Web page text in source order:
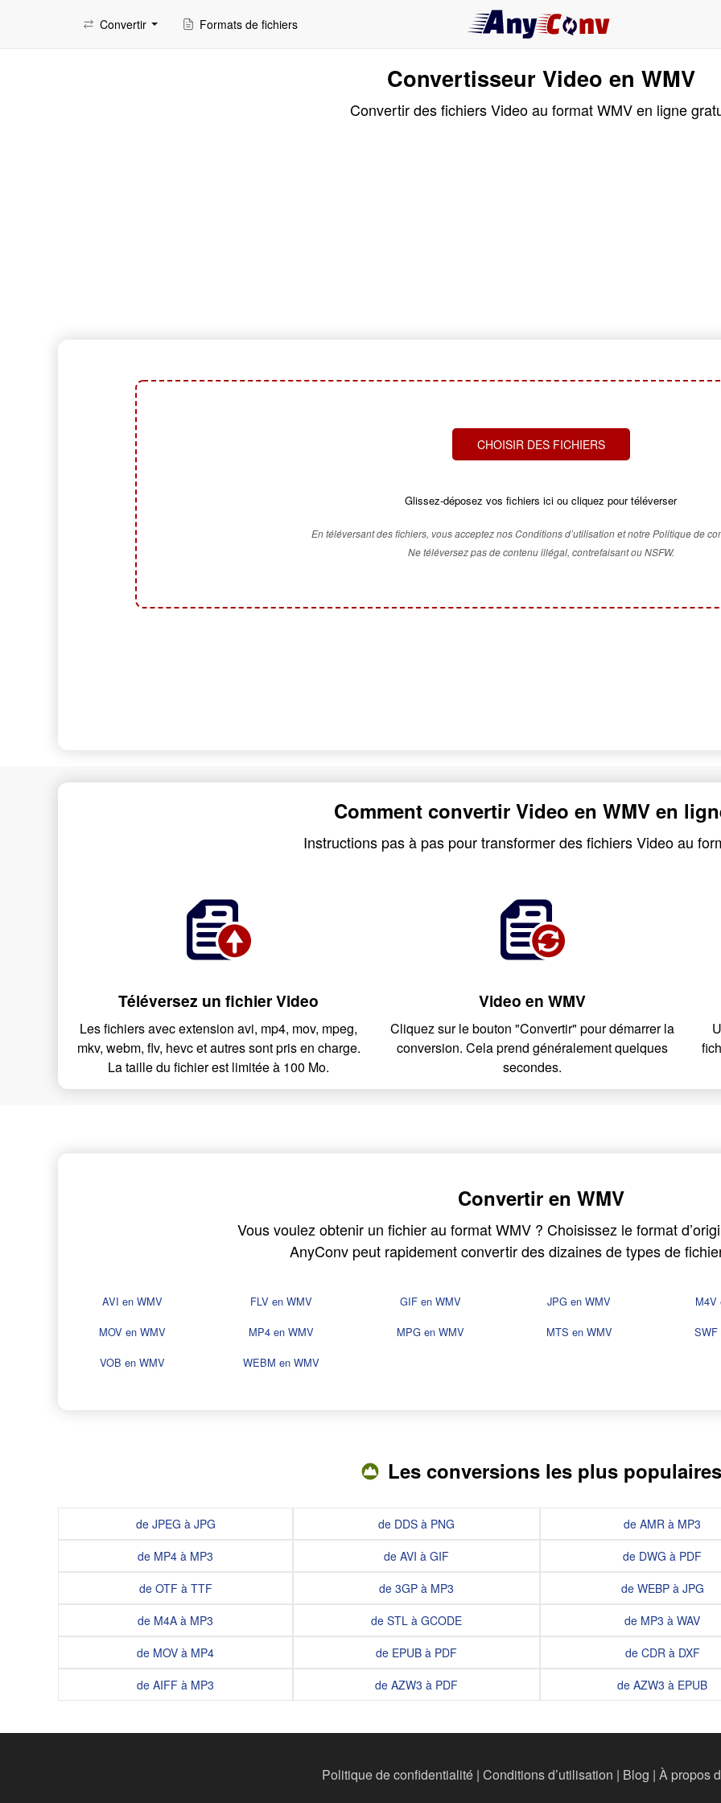
Convertir Formats de fichiers
Convertisseur Video en WMV
Convertir des fichiers Video au format WMV en ligne
CHOISIR DES FICHIERS
Glissez-déposez vos fichiers ici ou cliquez pour téléverser
En téléversant des fichiers, vous acceptez nos Conditions d’utilisation et notre Politique de
Ne téléversez pas de contenu illégal, contrefaisant ou NSFW.
Comment convertir Video en WMV en
Instructions pas à pas pour transformer des fichiers Video au
Téléversez un fichier Video
Les fichiers avec extension avi, mp4, mov, mpeg,
mkv, webm, flv, hevc et autres sont pris en charge.
La taille du fichier est limitée à 100 Mo.
Video en WMV
Cliquez sur le bouton "Convertir" pour démarrer la
conversion. Cela prend généralement quelques
secondes.
Convertir en WMV
Vous voulez obtenir un fichier au format WMV ? Choisissez le format
AnyConv peut rapidement convertir des dizaines de types de
AVI en WMV FLV en WMV GIF en WMV JPG en WMV M4V
MOV en WMV
MP4 en WMV MPG en WMV MTS en WMV SWF
VOB en WMV
WEBM en WMV
Les conversions les plus populaires
de JPEG à JPG
de MP4 à MP3
de OTF à TTF
de M4A à MP3
de MOV à MP4
de AIFF à MP3
de DDS à PNG
de AVI à GIF
de 3GP à MP3
de STL à GCODE
de EPUB à PDF
de AZW3 à PDF
de AMR à MP3
de DWG à PDF
de WEBP à JPG
de MP3 à WAV
de CDR à DXF
de AZW3 à EPUB
Politique de confidentialité | Conditions d’utilisation | Blog | À propos